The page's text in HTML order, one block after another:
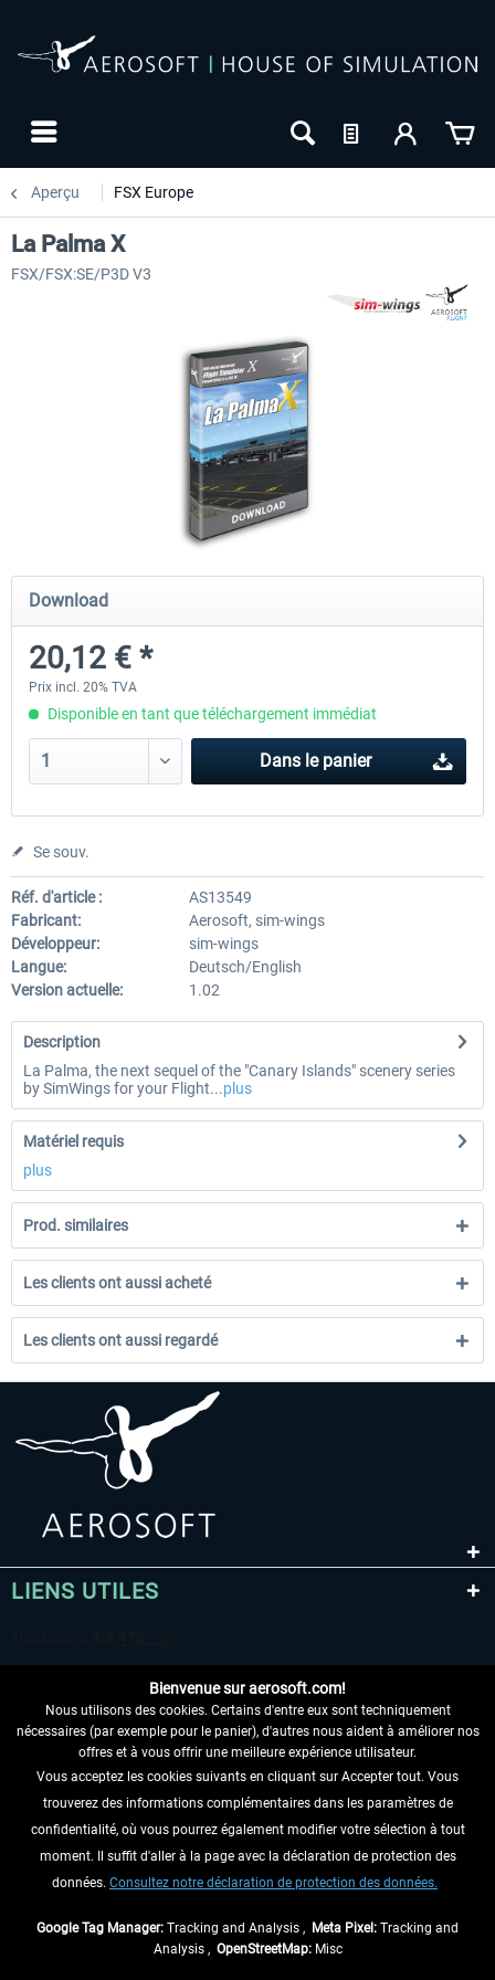
Aperçu FSX Europe
Mega Airport Frankfurt V2.0
30,20 € *
Mega Airport Berlin
La Palma X
FSX/FSX:SE/P3D V3
Download
20,12 € *
Prix incl. 20% TVA
Disponible en tant que téléchargement immédiat
Dans le panier
Se souv.
Réf. d'article :
AS13549
Fabricant:
Aerosoft, sim-wings
Développeur:
sim-wings
Langue:
Deutsch/English
Version actuelle:
1.02
Description
La Palma, the next sequel of the "Canary Islands" scenery series
by SimWings for your Flight...plus
Matériel requis
plus
Prod. similaires
Les clients ont aussi acheté
Les clients ont aussi regardé
LIENS UTILES
RENONCER AU CONTRAT ICI
INFORMATIONS
NE MANQUEZ PAS LES DERNIÈRES
Bienvenue sur aerosoft.com!
Nous utilisons des cookies. Certains d'entre eux sont techniquement
nécessaires (par exemple pour le panier), d'autres nous aident à améliorer nos
offres et à vous offrir une meilleure expérience utilisateur.
Vous acceptez les cookies suivants en cliquant sur Accepter tout. Vous
trouverez des informations complémentaires dans les paramètres de
confidentialité, où vous pourrez également modifier votre sélection à tout
moment. Il suffit d'aller à la page avec la déclaration de protection des
données. Consultez notre déclaration de protection des données.
Google Tag Manager: Tracking and Analysis , Meta Pixel: Tracking and
Analysis , OpenStreetMap:Misc